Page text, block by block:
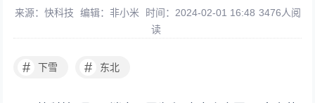
来源：快科技 编辑：非小米 时间：2024-02-01 16:48 3476人阅
读
# 下雪 # 东北